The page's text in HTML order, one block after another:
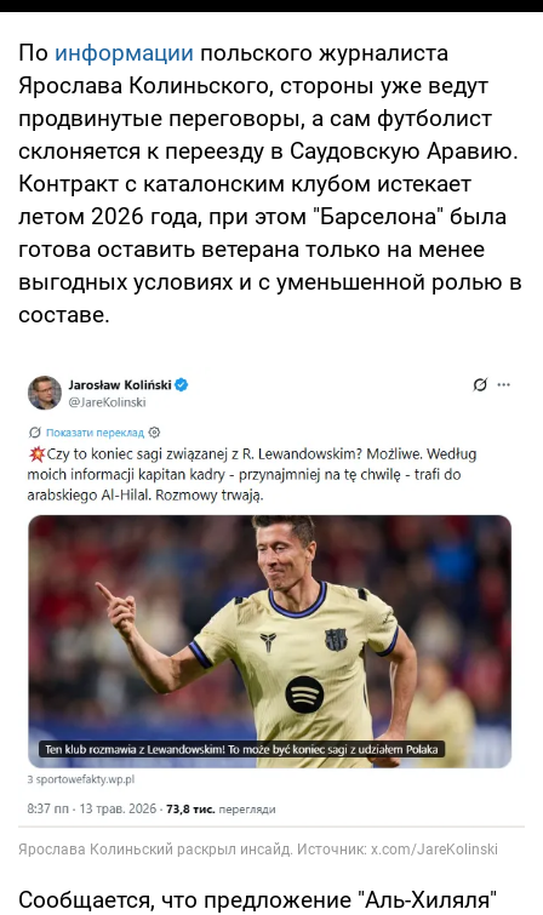
По информации польского журналиста
Ярослава Колиньского, стороны уже ведут
продвинутые переговоры, а сам футболист
склоняется к переезду в Саудовскую Аравию.
Контракт с каталонским клубом истекает
летом 2026 года, при этом "Барселона" была
готова оставить ветерана только на менее
выгодных условиях и с уменьшенной ролью в
составе.
Сообщается, что предложение "Аль-Хиляля"